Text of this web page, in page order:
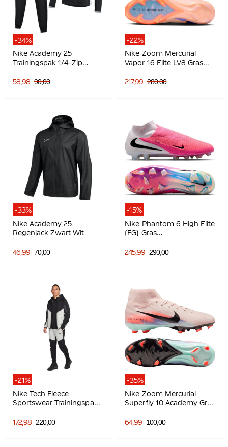
-34%
Nike Academy 25
Trainingspak 1/4-Zip
58,98 90,00
-22%
Nike Zoom Mercurial
Vapor 16 Elite LV8 Gras
Zalmroze Donkerblauw
217,99 280,00
-33%
Nike Academy 25
Regenjack Zwart Wit
46,99 70,00
-15%
Nike Phantom 6 High Elite
(FG) Gras
Felroze Zwart
245,99 290,00
-21%
Nike Tech Fleece
Sportswear Trainingspak
172,98 220,00
-35%
Nike Zoom Mercurial
Superfly 10 Academy Gras
Voetbalschoenen (MG)
64,99 100,00